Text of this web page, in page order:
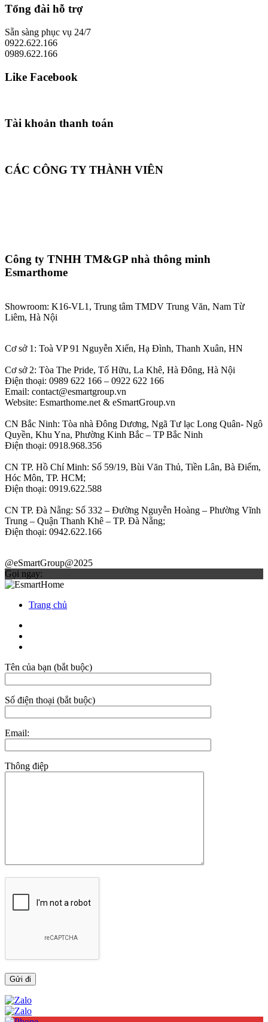
Tổng đài hỗ trợ
Sẵn sàng phục vụ 24/7
0922.622.166
0989.622.166
Like Facebook
Tài khoản thanh toán
CÁC CÔNG TY THÀNH VIÊN
Công ty TNHH TM&GP nhà thông minh
Esmarthome
Showroom: K16-VL1, Trung tâm TMDV Trung Văn, Nam Từ
Liêm, Hà Nội
Cơ sở 1: Toà VP 91 Nguyễn Xiển, Hạ Đình, Thanh Xuân, HN
Cơ sở 2: Tòa The Pride, Tố Hữu, La Khê, Hà Đông, Hà Nội
Điện thoại: 0989 622 166 – 0922 622 166
Email: contact@esmartgroup.vn
Website: Esmarthome.net & eSmartGroup.vn
CN Bắc Ninh: Tòa nhà Đông Dương, Ngã Tư lạc Long Quân- Ngô
Quyền, Khu Yna, Phường Kinh Bắc – TP Bắc Ninh
Điện thoại: 0918.968.356
CN TP. Hồ Chí Minh: Số 59/19, Bùi Văn Thủ, Tiền Lân, Bà Điểm,
Hóc Môn, TP. HCM;
Điện thoại: 0919.622.588
CN TP. Đà Nẵng: Số 332 – Đường Nguyễn Hoàng – Phường Vĩnh
Trung – Quận Thanh Khê – TP. Đà Nẵng;
Điện thoại: 0942.622.166
@eSmartGroup@2025
Gọi ngay:
Trang chủ
Tên của bạn (bắt buộc)
Số điện thoại (bắt buộc)
Email:
Thông điệp